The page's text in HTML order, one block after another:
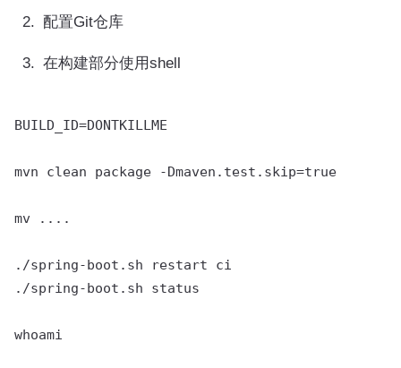
配置Git仓库
在构建部分使用shell
BUILD_ID=DONTKILLME
mvn clean package -Dmaven.test.skip=true
mv ....
./spring-boot.sh restart ci
./spring-boot.sh status
whoami